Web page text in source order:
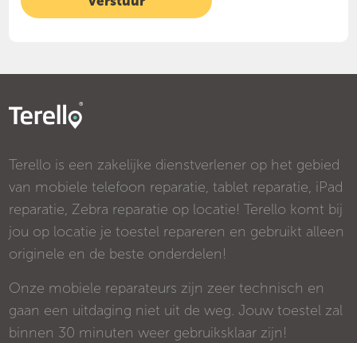
Terello is een zakelijke dienstverlener op het gebied
van mobiele telefoon reparatie, tablet reparatie, iPad
reparatie, Zebra reparatie op locatie! Terello komt bij
jou op locatie je toestel repareren en gebruikt alleen
originele en de beste onderdelen!
Onze mobiele reparateurs zijn zeer technisch en
gaan een uitdaging niet uit de weg. Jouw toestel zal
binnen 30 minuten weer gebruiksklaar zijn!